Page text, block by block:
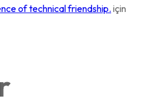
of technical friendship. için